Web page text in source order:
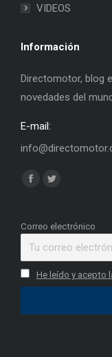
VIDEOS
Información
Directomotor, blog
novedades del
E-mail:
Find us on:
Facebook
opens
window
Twitter
opens
window
Correo electrónico
He leído y acepto